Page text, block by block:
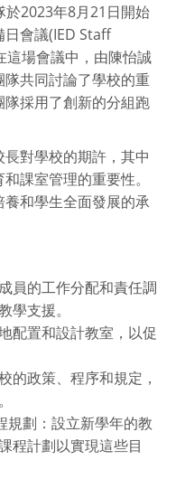
2023年8月21日開始
會議(IED Staff
場會議中，由陳怡誠
共同討論了學校的重
採用了創新的分組跑
對學校的期許，其中
課室管理的重要性。
和學生全面發展的承
員的工作分配和責任調
學支援。
配置和設計教室，以促
的政策、程序和規定，
規劃：設立新學年的教
程計劃以實現這些目